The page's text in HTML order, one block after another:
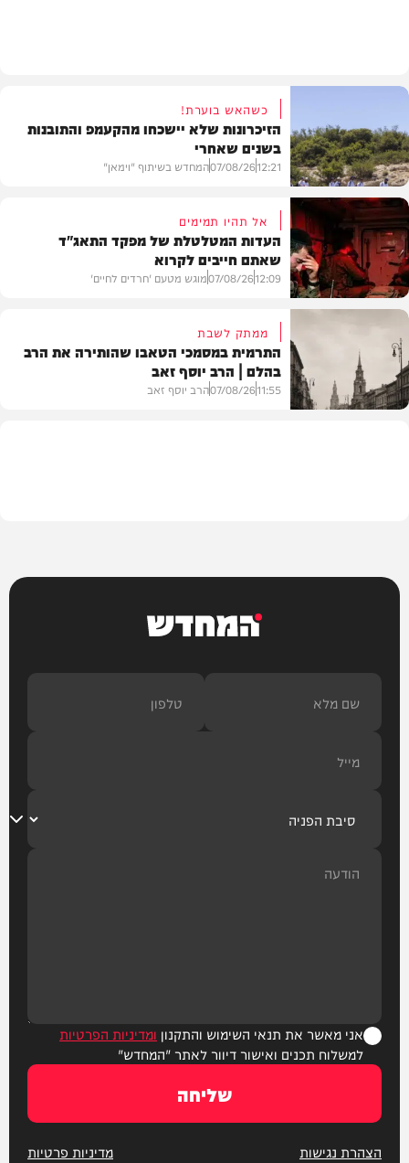
וידאו
כשהאש בוערת!
הזיכרונות שלא יישכחו מהקעמפ והתובנות
בשנים שאחרי
12:21
07/08/26המחדש בשיתוף "וימאן"
דעות
אל תהיו תמימים
העדות המטלטלת של מפקד התאג"ד
שאתם חייבים לקרוא
12:09
07/08/26מוגש מטעם 'חרדים לחיים'
ממתק לשבת
התרמית במסמכי הטאבו שהותירה את הרב
בהלם | הרב יוסף זאב
11:55
07/08/26הרב יוסף זאב
המחדש
אני מאשר את תנאי השימוש והתקנון ומדיניות הפרטיות
למשלוח תכנים ואישור דיוור לאתר "המחדש"
שליחה
הצהרת נגישות מדיניות פרטיות